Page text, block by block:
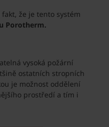
že je tento systém
Porotherm.
vysoká požární
ostatních stropních
je možnost oddělení
prostředí a tím i